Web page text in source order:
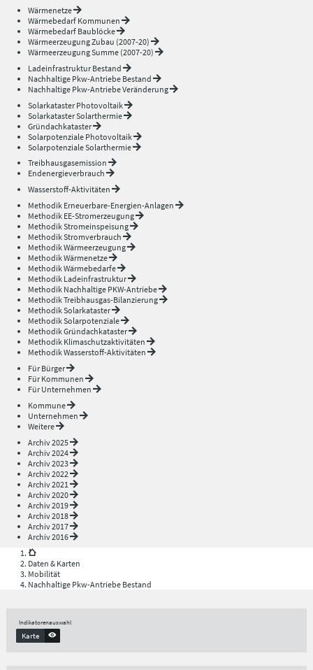
Wärmenetze
Wärmebedarf Kommunen
Wärmebedarf Baublöcke
Wärmeerzeugung Zubau (2007-20)
Wärmeerzeugung Summe (2007-20)
Ladeinfrastruktur Bestand
Nachhaltige Pkw-Antriebe Bestand
Nachhaltige Pkw-Antriebe Veränderung
Solarkataster Photovoltaik
Solarkataster Solarthermie
Gründachkataster
Solarpotenziale Photovoltaik
Solarpotenziale Solarthermie
Treibhausgasemission
Endenergieverbrauch
Wasserstoff-Aktivitäten
Methodik Erneuerbare-Energien-Anlagen
Methodik EE-Stromerzeugung
Methodik Stromeinspeisung
Methodik Stromverbrauch
Methodik Wärmeerzeugung
Methodik Wärmenetze
Methodik Wärmebedarfe
Methodik Ladeinfrastruktur
Methodik Nachhaltige PKW-Antriebe
Methodik Treibhausgas-Bilanzierung
Methodik Solarkataster
Methodik Solarpotenziale
Methodik Gründachkataster
Methodik Klimaschutzaktivitäten
Methodik Wasserstoff-Aktivitäten
Für Bürger
Für Kommunen
Für Unternehmen
Kommune
Unternehmen
Weitere
Archiv 2025
Archiv 2024
Archiv 2023
Archiv 2022
Archiv 2021
Archiv 2020
Archiv 2019
Archiv 2018
Archiv 2017
Archiv 2016
Daten & Karten
Mobilität
Nachhaltige Pkw-Antriebe Bestand
Indikatorenauswahl
Karte